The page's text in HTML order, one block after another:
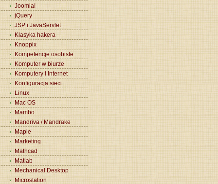
Joomla!
jQuery
JSP i JavaServlet
Klasyka hakera
Knoppix
Kompetencje osobiste
Komputer w biurze
Komputery i Internet
Konfiguracja sieci
Linux
Mac OS
Mambo
Mandriva / Mandrake
Maple
Marketing
Mathcad
Matlab
Mechanical Desktop
Microstation